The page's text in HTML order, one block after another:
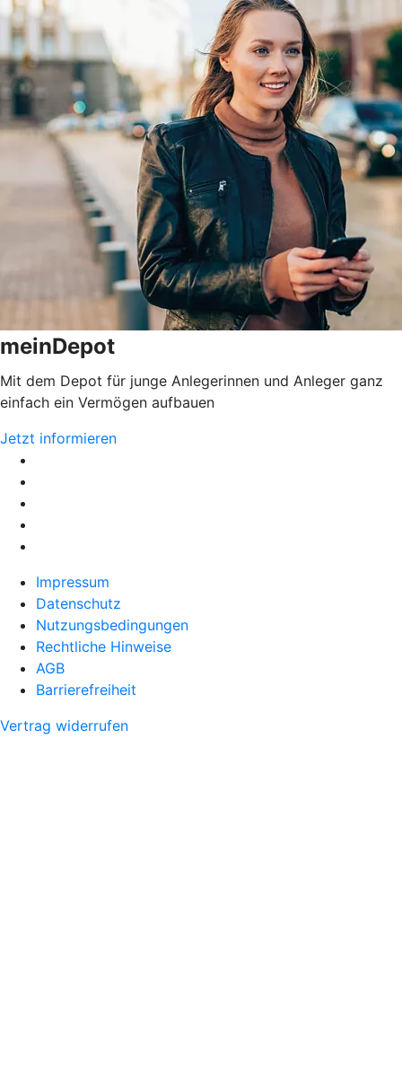
meinDepot
Mit dem Depot für junge Anlegerinnen und Anleger ganz
einfach ein Vermögen aufbauen
Jetzt informieren
Impressum
Datenschutz
Nutzungsbedingungen
Rechtliche Hinweise
AGB
Barrierefreiheit
Vertrag widerrufen